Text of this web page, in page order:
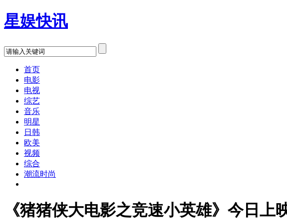
星娱快讯
首页
电影
电视
综艺
音乐
明星
日韩
欧美
视频
综合
潮流时尚
《猪猪侠大电影之竞速小英雄》今日